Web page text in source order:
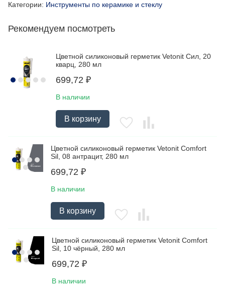
Категории: Инструменты по керамике и стеклу
Рекомендуем посмотреть
Цветной силиконовый герметик Vetonit Сил, 20
кварц, 280 мл
699,72 ₽
В наличии
В корзину
Цветной силиконовый герметик Vetonit Comfort
Sil, 08 антрацит, 280 мл
699,72 ₽
В наличии
В корзину
Цветной силиконовый герметик Vetonit Comfort
Sil, 10 чёрный, 280 мл
699,72 ₽
В наличии